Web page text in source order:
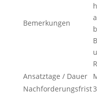
Bemerkungen
Ansatztage / Dauer
Nachforderungsfrist